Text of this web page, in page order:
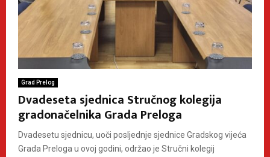
Grad Prelog
Dvadeseta sjednica Stručnog kolegija
gradonačelnika Grada Preloga
Dvadesetu sjednicu, uoči posljednje sjednice Gradskog vijeća
Grada Preloga u ovoj godini, održao je Stručni kolegij